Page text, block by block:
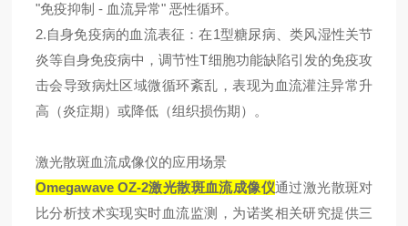
"免疫抑制 - 血流异常" 恶性循环。
2.自身免疫病的血流表征：在1型糖尿病、类风湿性关节
炎等自身免疫病中，调节性T细胞功能缺陷引发的免疫攻
击会导致病灶区域微循环紊乱，表现为血流灌注异常升
高（炎症期）或降低（组织损伤期）。
激光散斑血流成像仪的应用场景
Omegawave OZ-2激光散斑血流成像仪通过激光散斑对
比分析技术实现实时血流监测，为诺奖相关研究提供三